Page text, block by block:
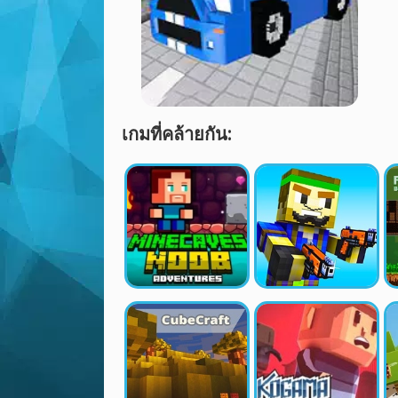
เกมที่คล้ายกัน: